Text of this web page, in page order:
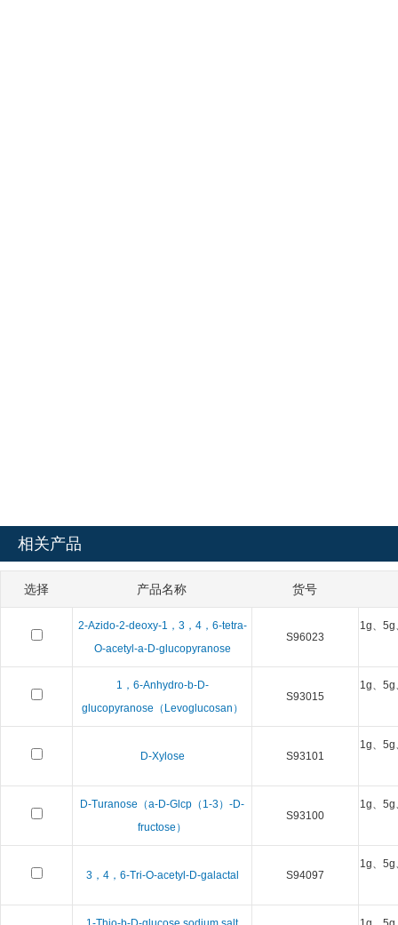
相关产品
选择 产品名称 货号
2-Azido-2-deoxy-1，3，4，6-tetra-
O-acetyl-a-D-glucopyranose
S96023
1g、
1，6-Anhydro-b-D-
glucopyranose（Levoglucosan）
S93015
1g、
D-Xylose S93101
1g、
D-Turanose（a-D-Glcp（1-3）-D-
fructose）
S93100
1g、
3，4，6-Tri-O-acetyl-D-galactal S94097
1g、